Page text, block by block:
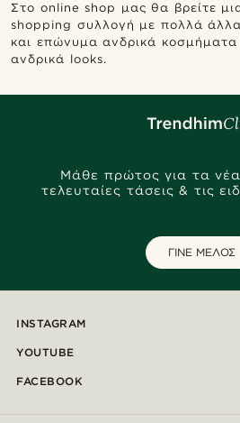
Στο online shop μας θα βρείτε
shopping συλλογή με πολλά
και επώνυμα ανδρικά
ανδρικά looks.
Μάθε πρώτος για τα νέα
τελευταίες τάσεις & τις
ΓΙΝΕ ΜΕΛΟΣ
INSTAGRAM
YOUTUBE
FACEBOOK